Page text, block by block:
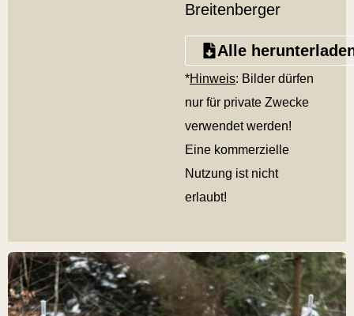
Breitenberger
Alle
*Hinweis: Bilder dürfen
nur für private Zwecke
verwendet werden!
Eine kommerzielle
Nutzung ist nicht
erlaubt!